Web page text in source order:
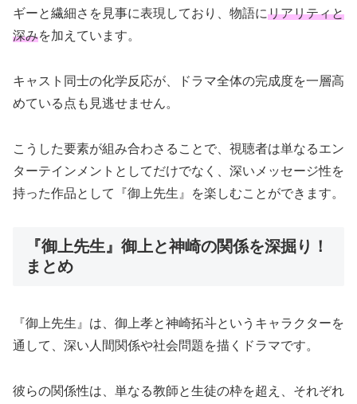
ギーと繊細さを見事に表現しており、物語にリアリティと
深みを加えています。
キャスト同士の化学反応が、ドラマ全体の完成度を一層高
めている点も見逃せません。
こうした要素が組み合わさることで、視聴者は単なるエン
ターテインメントとしてだけでなく、深いメッセージ性を
持った作品として『御上先生』を楽しむことができます。
『御上先生』御上と神崎の関係を深掘り！
まとめ
『御上先生』は、御上孝と神崎拓斗というキャラクターを
通して、深い人間関係や社会問題を描くドラマです。
彼らの関係性は、単なる教師と生徒の枠を超え、それぞれ